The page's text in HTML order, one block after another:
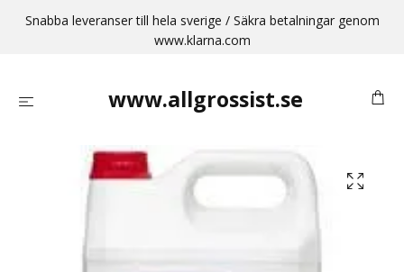
Snabba leveranser till hela sverige / Säkra betalningar genom
www.klarna.com
www.allgrossist.se